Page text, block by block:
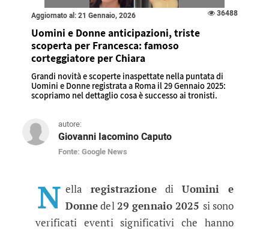
Aggiornato al: 21 Gennaio, 2026 36488
Uomini e Donne anticipazioni, triste
scoperta per Francesca: famoso
corteggiatore per Chiara
Grandi novità e scoperte inaspettate nella puntata di
Uomini e Donne registrata a Roma il 29 Gennaio 2025:
scopriamo nel dettaglio cosa è successo ai tronisti.
autore:
Giovanni Iacomino Caputo
Fonte: Google News
Uomini e Donne anticipazioni,
N ellaregistrazionediUomini e
Donnedel29 gennaio 2025 si sono
verificati eventi significativi che hanno